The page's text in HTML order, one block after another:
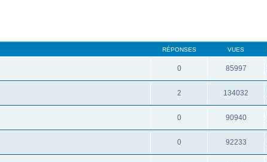
RÉPONSES VUES
0 85997
2 134032
0 90940
0 92233